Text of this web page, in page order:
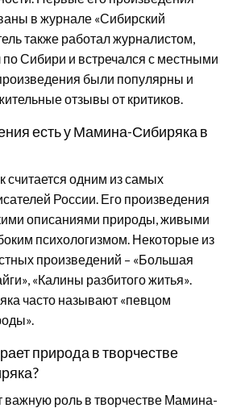
в журнале «Сибирский
также работал журналистом,
Сибири и встречался с местными
были популярны и
отзывы от критиков.
есть у Мамина-Сибиряка в
одним из самых
России. Его произведения
описаниями природы, живыми
психологизмом. Некоторые из
произведений – «Большая
«Калины разбитого житья».
часто называют «певцом
природа в творчестве
важную роль в творчестве Мамина-